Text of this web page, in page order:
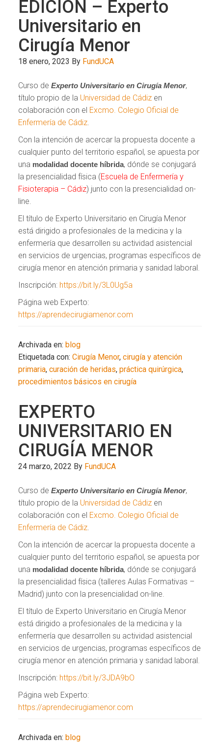
EDICIÓN – Experto
Universitario en
Cirugía Menor
18 enero, 2023 By FundUCA
Curso deExperto Universitario en Cirugía Menor,
título propio de la Universidad de Cádiz en
colaboración con el Excmo. Colegio Oficial de
Enfermería de Cádiz
Con la intención de acercar la propuesta docente a
cualquier punto del territorio español, se apuesta por
una modalidad docente híbrida, dónde se conjugará
la presencialidad física (Escuela de Enfermería y
Fisioterapia – Cádiz) junto con la presencialidad on-
line.
El título de Experto Universitario en Cirugía Menor
está dirigido a profesionales de la medicina y la
enfermería que desarrollen su actividad asistencial
en servicios de urgencias, programas específicos de
cirugía menor en atención primaria y sanidad laboral.
Inscripción: https://bit.ly/3L0Ug5a
Página web Experto:
https://aprendecirugiamenor.com
Archivada en:blog
Etiquetada con:Cirugía Menor,cirugía y atención
primaria,curación de heridas,práctica quirúrgica,
procedimientos básicos en cirugía
EXPERTO
UNIVERSITARIO EN
CIRUGÍA MENOR
24 marzo, 2022 By FundUCA
Curso deExperto Universitario en Cirugía Menor,
título propio de la Universidad de Cádiz en
colaboración con el Excmo. Colegio Oficial de
Enfermería de Cádiz
Con la intención de acercar la propuesta docente a
cualquier punto del territorio español, se apuesta por
una modalidad docente híbrida, dónde se conjugará
la presencialidad física (talleres Aulas Formativas –
Madrid) junto con la presencialidad on-line.
El título de Experto Universitario en Cirugía Menor
está dirigido a profesionales de la medicina y la
enfermería que desarrollen su actividad asistencial
en servicios de urgencias, programas específicos de
cirugía menor en atención primaria y sanidad laboral.
Inscripción: https://bit.ly/3JDA9bO
Página web Experto:
https://aprendecirugiamenor.com
Archivada en:blog